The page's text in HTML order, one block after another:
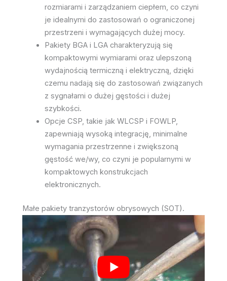
rozmiarami i zarządzaniem ciepłem, co czyni
je idealnymi do zastosowań o ograniczonej
przestrzeni i wymagających dużej mocy.
Pakiety BGA i LGA charakteryzują się
kompaktowymi wymiarami oraz ulepszoną
wydajnością termiczną i elektryczną, dzięki
czemu nadają się do zastosowań związanych
z sygnałami o dużej gęstości i dużej
szybkości.
Opcje CSP, takie jak WLCSP i FOWLP,
zapewniają wysoką integrację, minimalne
wymagania przestrzenne i zwiększoną
gęstość we/wy, co czyni je popularnymi w
kompaktowych konstrukcjach
elektronicznych.
Małe pakiety tranzystorów obrysowych (SOT).